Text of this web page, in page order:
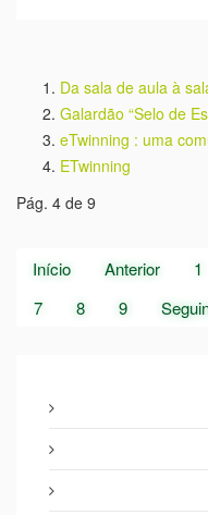
Da sala de aula à
Galardão “Selo de
eTwinning : uma
ETwinning
Pág. 4 de 9
Início Anterior 1
7
8 9